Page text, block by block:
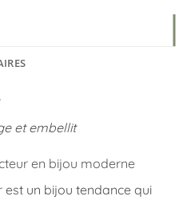
et embellit
en bijou moderne
un bijou tendance qui